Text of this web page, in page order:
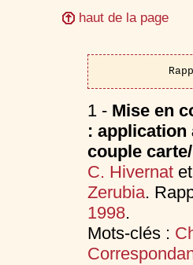
haut de la page
1 - Mise en
: application
couple
C. Hivernat
Zerubia.
1998.
Mots-clés :